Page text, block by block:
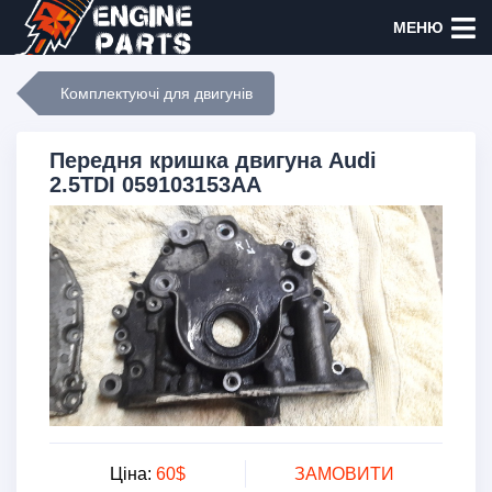
МЕНЮ
Комплектуючі для двигунів
Передня кришка двигуна Audi
2.5TDI 059103153AA
Ціна: 60$ ЗАМОВИТИ